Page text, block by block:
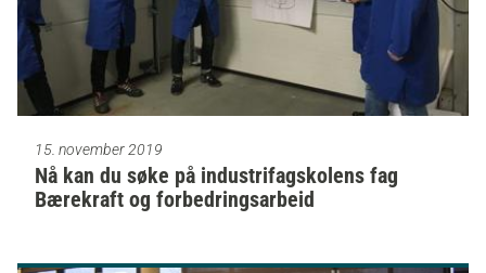
15. november 2019
Nå kan du søke på industrifagskolens fag
Bærekraft og forbedringsarbeid